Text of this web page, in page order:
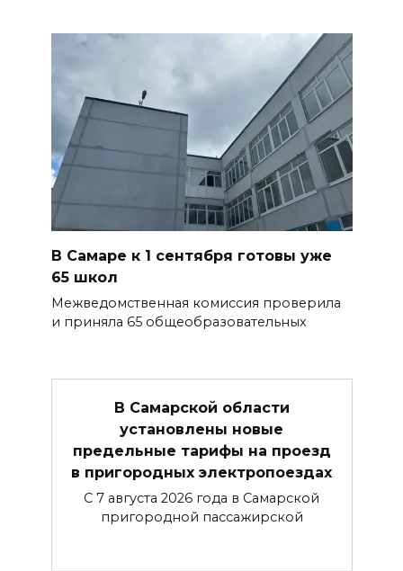
В Самаре к 1 сентября готовы уже
65 школ
Межведомственная комиссия проверила
и приняла 65 общеобразовательных
В Самарской области
установлены новые
предельные тарифы на проезд
в пригородных электропоездах
С 7 августа 2026 года в Самарской
пригородной пассажирской